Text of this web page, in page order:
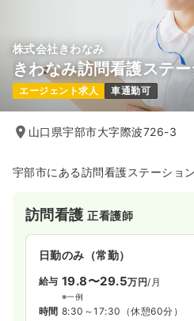
株式会社きわなみ
きわなみ訪問看護ステ
エージェント求人 車通勤可
山口県宇部市大字際波726-3
宇部市にある訪問看護ステーション
訪問看護正看護師
日勤のみ（常勤）
給与 19.8〜29.5万円/月
※一例
時間 8:30～17:30 （休憩60分）